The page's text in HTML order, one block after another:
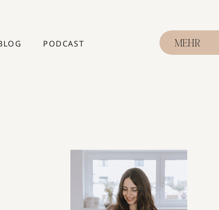
PODCAST MEHR